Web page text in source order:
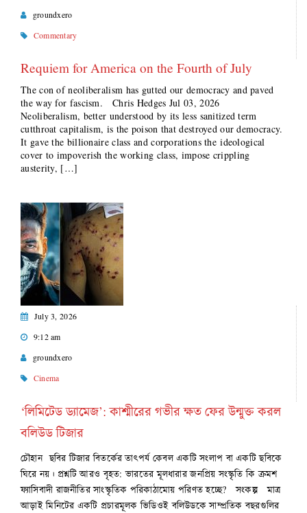
groundxero
Commentary
Requiem for America on the Fourth of July
The con of neoliberalism has gutted our democracy and paved
the way for fascism. Chris Hedges Jul 03, 2026
Neoliberalism, better understood by its less sanitized term
cutthroat capitalism, is the poison that destroyed our democracy.
It gave the billionaire class and corporations the ideological
cover to impoverish the working class, impose crippling
austerity, […]
July 3, 2026
9:12 am
groundxero
Cinema
‘লিমিটেড ড্যামেজ’: কাশ্মীরের গভীর ক্ষত ফের উন্মুক্ত করল
বলিউড টিজার
চৌহান ছবির টিজার বিতর্কের তাৎপর্য কেবল একটি সংলাপ বা একটি ছবিকে
ঘিরে নয়। প্রশ্নটি আরও বৃহত: ভারতের মূলধারার জনপ্রিয় সংস্কৃতি কি ক্রমশ
ফ্যাসিবাদী রাজনীতির সাংস্কৃতিক পরিকাঠামোয় পরিণত হচ্ছে? সংকল্প মাত্র
আড়াই মিনিটের একটি প্রচারমূলক ভিডিওই বলিউডকে সাম্প্রতিক বছরগুলির